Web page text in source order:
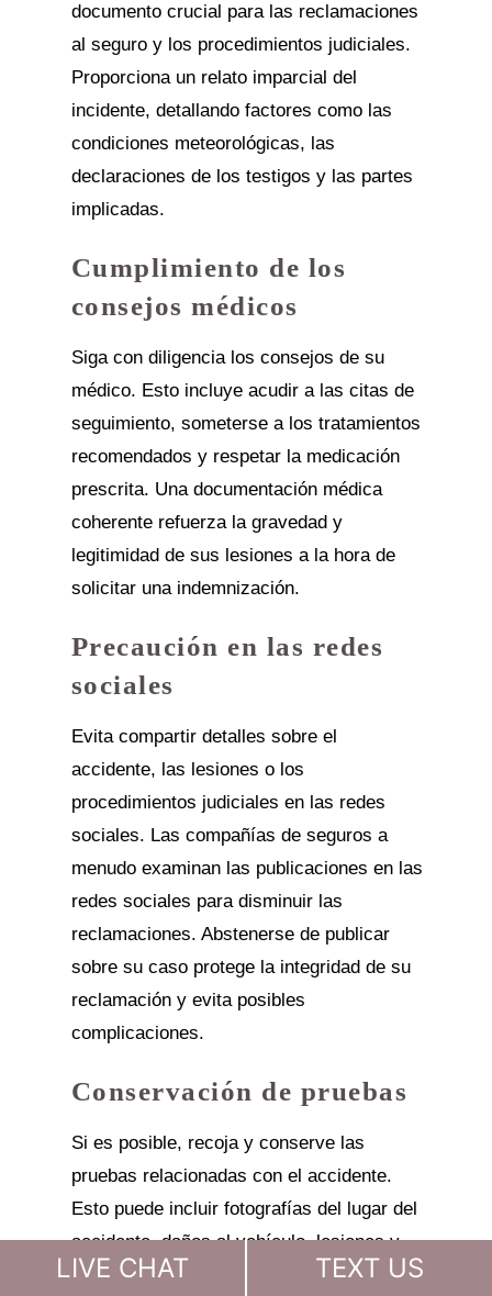
documento crucial para las reclamaciones
al seguro y los procedimientos judiciales.
Proporciona un relato imparcial del
incidente, detallando factores como las
condiciones meteorológicas, las
declaraciones de los testigos y las partes
implicadas.
Cumplimiento de los
consejos médicos
Siga con diligencia los consejos de su
médico. Esto incluye acudir a las citas de
seguimiento, someterse a los tratamientos
recomendados y respetar la medicación
prescrita. Una documentación médica
coherente refuerza la gravedad y
legitimidad de sus lesiones a la hora de
solicitar una indemnización.
Precaución en las redes
sociales
Evita compartir detalles sobre el
accidente, las lesiones o los
procedimientos judiciales en las redes
sociales. Las compañías de seguros a
menudo examinan las publicaciones en las
redes sociales para disminuir las
reclamaciones. Abstenerse de publicar
sobre su caso protege la integridad de su
reclamación y evita posibles
complicaciones.
Conservación de pruebas
Si es posible, recoja y conserve las
pruebas relacionadas con el accidente.
Esto puede incluir fotografías del lugar del
accidente, daños al vehículo, lesiones y
cualquier factor que haya contribuido.
LIVE CHAT TEXT US